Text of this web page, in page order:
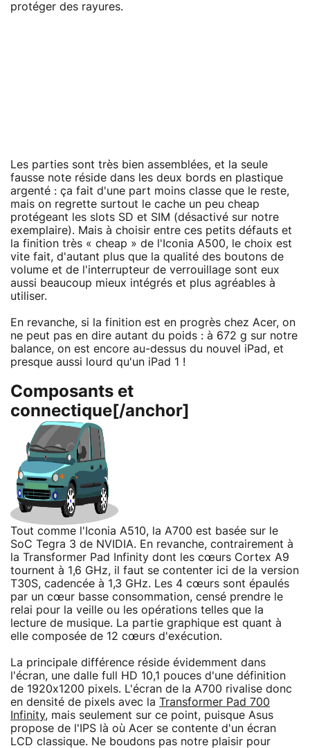
protéger des rayures.
Les parties sont très bien assemblées, et la seule
fausse note réside dans les deux bords en plastique
argenté : ça fait d'une part moins classe que le reste,
mais on regrette surtout le cache un peu cheap
protégeant les slots SD et SIM (désactivé sur notre
exemplaire). Mais à choisir entre ces petits défauts et
la finition très « cheap » de l'Iconia A500, le choix est
vite fait, d'autant plus que la qualité des boutons de
volume et de l'interrupteur de verrouillage sont eux
aussi beaucoup mieux intégrés et plus agréables à
utiliser.
En revanche, si la finition est en progrès chez Acer, on
ne peut pas en dire autant du poids : à 672 g sur notre
balance, on est encore au-dessus du nouvel iPad, et
presque aussi lourd qu'un iPad 1 !
Composants et
connectique[/anchor]
Tout comme l'Iconia A510, la A700 est basée sur le
SoC Tegra 3 de NVIDIA. En revanche, contrairement à
la Transformer Pad Infinity dont les cœurs Cortex A9
tournent à 1,6 GHz, il faut se contenter ici de la version
T30S, cadencée à 1,3 GHz. Les 4 cœurs sont épaulés
par un cœur basse consommation, censé prendre le
relai pour la veille ou les opérations telles que la
lecture de musique. La partie graphique est quant à
elle composée de 12 cœurs d'exécution.
La principale différence réside évidemment dans
l'écran, une dalle full HD 10,1 pouces d'une définition
de 1920x1200 pixels. L'écran de la A700 rivalise donc
en densité de pixels avec la Transformer Pad 700
Infinity, mais seulement sur ce point, puisque Asus
propose de l'IPS là où Acer se contente d'un écran
LCD classique. Ne boudons pas notre plaisir pour